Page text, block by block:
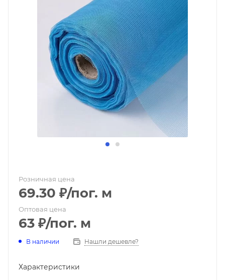
Розничная цена
69.30 ₽/пог. м
Оптовая цена
63 ₽/пог. м
В наличии Нашли дешевле?
Характеристики